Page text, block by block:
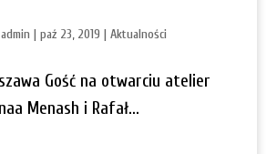
admin | paź 23, 2019 | Aktualności
Gość na otwarciu atelier
Menash i Rafał...